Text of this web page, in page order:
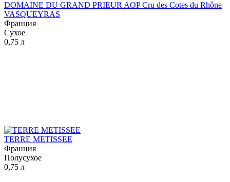
DOMAINE DU GRAND PRIEUR AOP Cru des Cotes du Rhône
VASQUEYRAS
Франция
Сухое
0,75 л
TERRE METISSEE
Франция
Полусухое
0,75 л